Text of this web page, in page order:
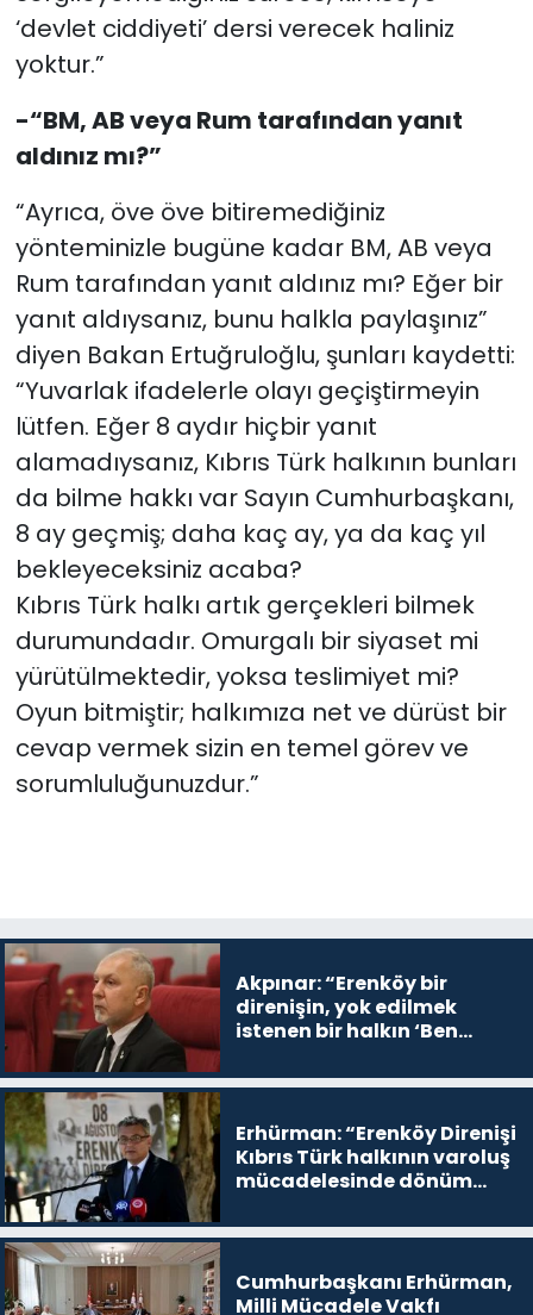
‘devlet ciddiyeti’ dersi verecek haliniz
yoktur.”
-“BM, AB veya Rum tarafından yanıt
aldınız mı?”
“Ayrıca, öve öve bitiremediğiniz
yönteminizle bugüne kadar BM, AB veya
Rum tarafından yanıt aldınız mı? Eğer bir
yanıt aldıysanız, bunu halkla paylaşınız”
diyen Bakan Ertuğruloğlu, şunları kaydetti:
“Yuvarlak ifadelerle olayı geçiştirmeyin
lütfen. Eğer 8 aydır hiçbir yanıt
alamadıysanız, Kıbrıs Türk halkının bunları
da bilme hakkı var Sayın Cumhurbaşkanı,
8 ay geçmiş; daha kaç ay, ya da kaç yıl
bekleyeceksiniz acaba?
Kıbrıs Türk halkı artık gerçekleri bilmek
durumundadır. Omurgalı bir siyaset mi
yürütülmektedir, yoksa teslimiyet mi?
Oyun bitmiştir; halkımıza net ve dürüst bir
cevap vermek sizin en temel görev ve
sorumluluğunuzdur.”
Akpınar: “Erenköy bir
direnişin, yok edilmek
istenen bir halkın ‘Ben
devam edeceğim’ dediği
Erhürman: “Erenköy Direnişi
Kıbrıs Türk halkının varoluş
mücadelesinde dönüm
Cumhurbaşkanı Erhürman,
Milli Mücadele Vakfı